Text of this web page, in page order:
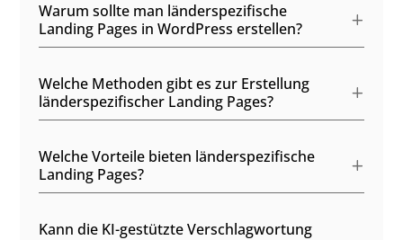
Warum sollte man länderspezifische
Landing Pages in WordPress erstellen?
Welche Methoden gibt es zur Erstellung
länderspezifischer Landing Pages?
Welche Vorteile bieten länderspezifische
Landing Pages?
Kann die KI-gestützte Verschlagwortung